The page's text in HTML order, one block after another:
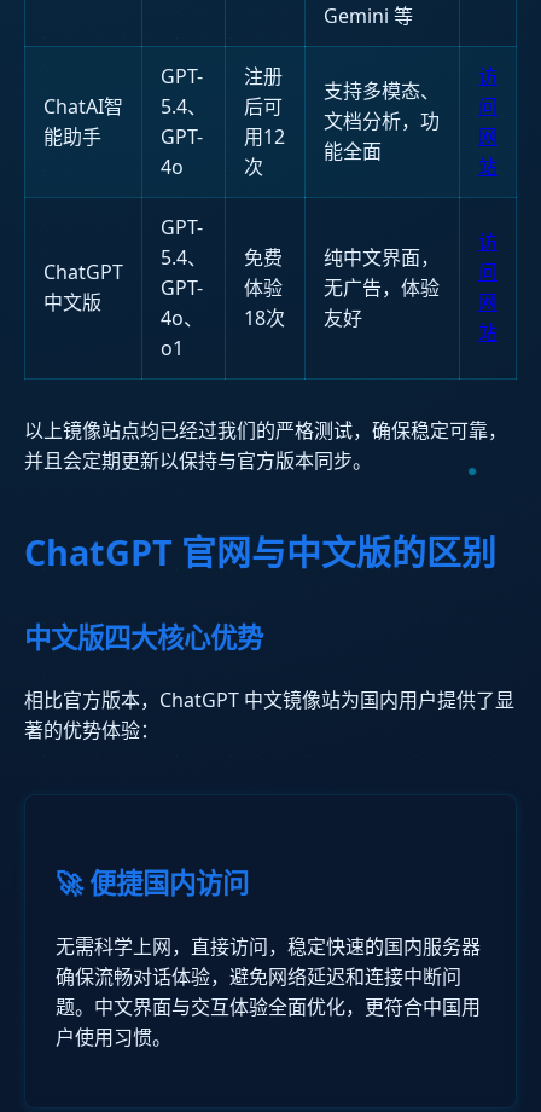
Gemini 等
ChatAI智
能助手
GPT-
5.4、
GPT-
4o
注册
后可
用12
次
支持多模态、
文档分析，功
能全面
访
问
网
站
ChatGPT
中文版
GPT-
5.4、
GPT-
4o、
o1
免费
体验
18次
纯中文界面，
无广告，体验
友好
访
问
网
站
以上镜像站点均已经过我们的严格测试，确保稳定可靠，
并且会定期更新以保持与官方版本同步。
ChatGPT 官网与中文版的区别
中文版四大核心优势
相比官方版本，ChatGPT 中文镜像站为国内用户提供了显
著的优势体验：
🚀 便捷国内访问
无需科学上网，直接访问，稳定快速的国内服务器
确保流畅对话体验，避免网络延迟和连接中断问
题。中文界面与交互体验全面优化，更符合中国用
户使用习惯。